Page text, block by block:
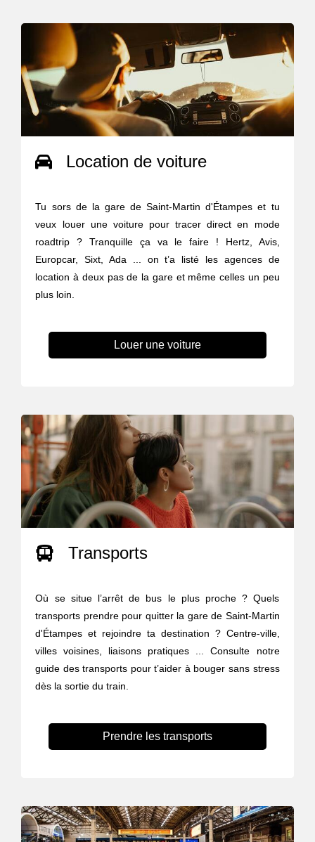
Location de voiture
Tu sors de la gare de Saint-Martin d'Étampes et tu
veux louer une voiture pour tracer direct en mode
roadtrip ? Tranquille ça va le faire ! Hertz, Avis,
Europcar, Sixt, Ada ... on t’a listé les agences de
location à deux pas de la gare et même celles un peu
plus loin.
Louer une voiture
Transports
Où se situe l’arrêt de bus le plus proche ? Quels
transports prendre pour quitter la gare de Saint-Martin
d'Étampes et rejoindre ta destination ? Centre-ville,
villes voisines, liaisons pratiques ... Consulte notre
guide des transports pour t’aider à bouger sans stress
dès la sortie du train.
Prendre les transports